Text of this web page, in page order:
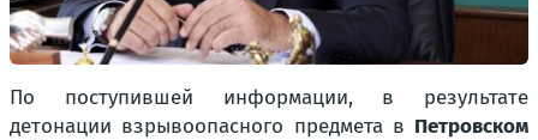
По поступившей информации, в результате
детонации взрывоопасного предмета в Петровском